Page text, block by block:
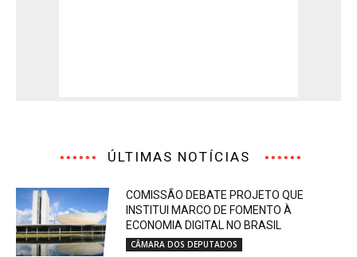
ÚLTIMAS NOTÍCIAS
COMISSÃO DEBATE PROJETO QUE
INSTITUI MARCO DE FOMENTO À
ECONOMIA DIGITAL NO BRASIL
CÂMARA DOS DEPUTADOS